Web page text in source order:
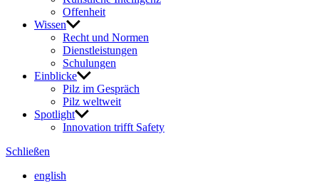
Offen­heit
Wissen
Recht und Normen
Dienst­leis­tungen
Schu­lungen
Einblicke
Pilz im Gespräch
Pilz welt­weit
Spot­light
Inno­va­tion trifft Safety
Schließen
english